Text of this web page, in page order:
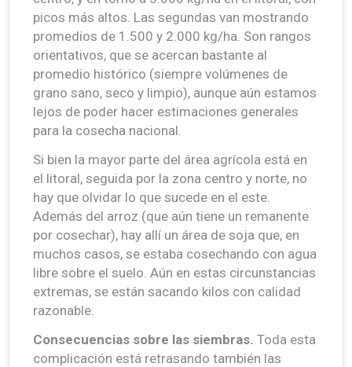
picos más altos. Las segundas van mostrando
promedios de 1.500 y 2.000 kg/ha. Son rangos
orientativos, que se acercan bastante al
promedio histórico (siempre volúmenes de
grano sano, seco y limpio), aunque aún estamos
lejos de poder hacer estimaciones generales
para la cosecha nacional.
Si bien la mayor parte del área agrícola está en
el litoral, seguida por la zona centro y norte, no
hay que olvidar lo que sucede en el este.
Además del arroz (que aún tiene un remanente
por cosechar), hay allí un área de soja que, en
muchos casos, se estaba cosechando con agua
libre sobre el suelo. Aún en estas circunstancias
extremas, se están sacando kilos con calidad
razonable.
Consecuencias sobre las siembras. Toda esta
complicación está retrasando también las